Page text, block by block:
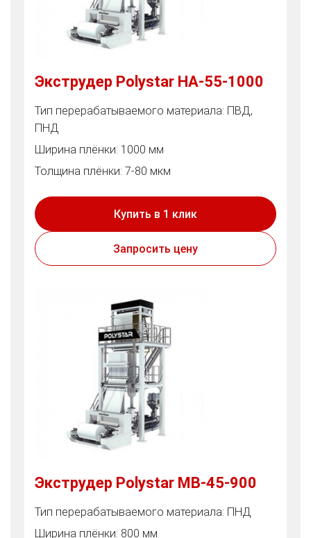
Экструдер Polystar HA-55-1000
Тип перерабатываемого материала: ПВД,
ПНД
Ширина плёнки: 1000 мм
Толщина плёнки: 7-80 мкм
Купить в 1 клик
Запросить цену
Экструдер Polystar MB-45-900
Тип перерабатываемого материала: ПНД
Ширина плёнки: 800 мм